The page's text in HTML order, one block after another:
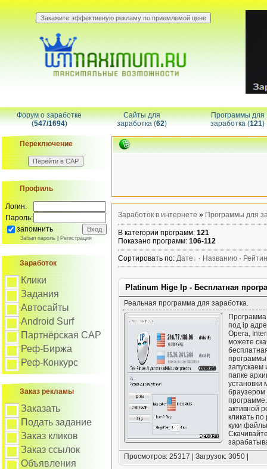
Форум о заработке
(547/1694)
Сайты для
заработка (62)
Программы для
заработка (121)
Переключение
Профиль
Логин:
Пароль:
запомнить
Забыл пароль| Регистрация
Заработок
Клики
Задания
Автосайты
Android Surf
Партнёрская САР
Реф-Биржа
Реф-Конкурс
Заказ рекламы
Заказать
Подать задание
Заказ кликов
Заказ ссылок
Объявления
Заработок в интернете » Программы для
В категории программ: 121
Показано программ: 106-112
Сортировать по: Дате · Названию ·
Platinum Hige Ip - Бесплатная
Реальная программа для заработка.
под ip
Opera,
можете
программы
запускаем
папке
установки
активной
кликать
куки
Просмотров: 25317 | Загрузок: 3050 |